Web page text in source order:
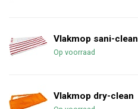
Vlakmop sani-clean
Op voorraad
Vlakmop dry-clean